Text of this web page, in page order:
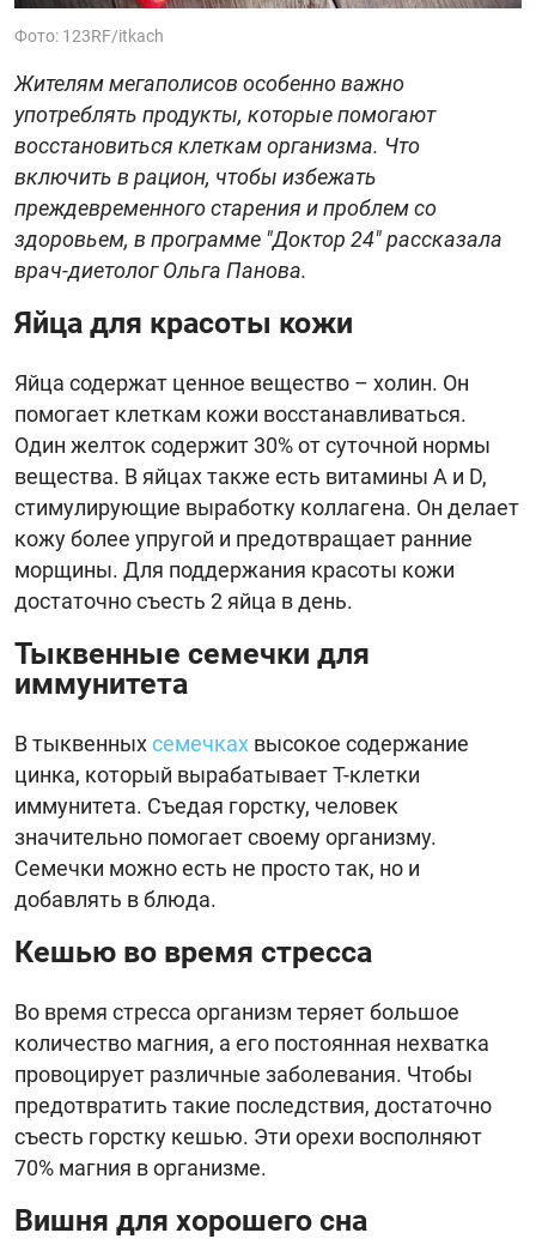
Фото: 123RF/itkach
Жителям мегаполисов особенно важно
употреблять продукты, которые помогают
восстановиться клеткам организма. Что
включить в рацион, чтобы избежать
преждевременного старения и проблем со
здоровьем, в программе "Доктор 24" рассказала
врач-диетолог Ольга Панова.
Яйца для красоты кожи
Яйца содержат ценное вещество – холин. Он
помогает клеткам кожи восстанавливаться.
Один желток содержит 30% от суточной нормы
вещества. В яйцах также есть витамины А и D,
стимулирующие выработку коллагена. Он делает
кожу более упругой и предотвращает ранние
морщины. Для поддержания красоты кожи
достаточно съесть 2 яйца в день.
Тыквенные семечки для
иммунитета
В тыквенныхсемечках высокое содержание
цинка, который вырабатывает Т-клетки
иммунитета. Съедая горстку, человек
значительно помогает своему организму.
Семечки можно есть не просто так, но и
добавлять в блюда.
Кешью во время стресса
Во время стресса организм теряет большое
количество магния, а его постоянная нехватка
провоцирует различные заболевания. Чтобы
предотвратить такие последствия, достаточно
съесть горстку кешью. Эти орехи восполняют
70% магния в организме.
Вишня для хорошего сна